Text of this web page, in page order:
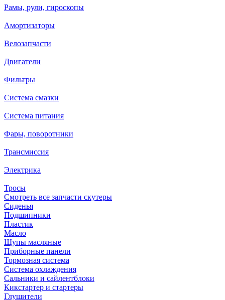
Рамы, рули, гироскопы
Амортизаторы
Велозапчасти
Двигатели
Фильтры
Система смазки
Система питания
Фары, поворотники
Трансмиссия
Электрика
Тросы
Смотреть все запчасти скутеры
Сиденья
Подшипники
Пластик
Масло
Щупы масляные
Приборные панели
Тормозная система
Система охлаждения
Сальники и сайлентблоки
Кикстартер и стартеры
Глушители